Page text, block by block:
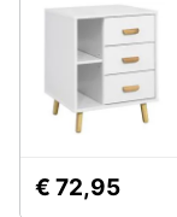
€ 72,95